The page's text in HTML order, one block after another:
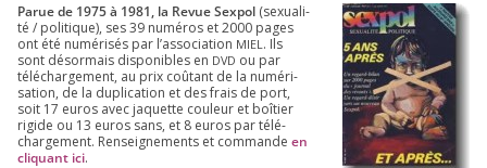
Parue de 1975à 1981, la Revue Sex­pol (sexua­li­
té /​ poli­tique), ses39 numé­ros et2000 pages
ont été numé­ri­sés par l’as­so­cia­tion MIEL . Ils
sont désor­mais dis­po­nibles en DVD ou par
télé­char­ge­ment, au prix coû­tant de la numé­ri­
sa­tion, de la dupli­ca­tion et des frais de port,
soit 17 euros avec jaquette cou­leur et boî­tier
rigide ou 13 euros sans, et 8 euros par télé­
char­ge­ment. Ren­sei­gne­ments et com­mande en
cli­quant ici.